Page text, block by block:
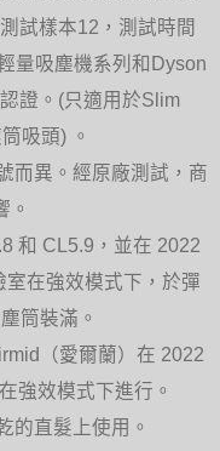
試樣本12，測試時間
量吸塵機系列和Dyson
證。(只適用於Slim
吸頭) 。
而異。經原廠測試，商
。
和 CL5.9，並在 2022
在強效模式下，於彈
筒裝滿。
（愛爾蘭）在 2022
強效模式下進行。
的直髮上使用。